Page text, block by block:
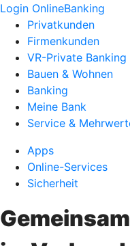
Login OnlineBanking
Privatkunden
Firmenkunden
VR-Private Banking
Bauen & Wohnen
Banking
Meine Bank
Service &
Apps
Online-Services
Sicherheit